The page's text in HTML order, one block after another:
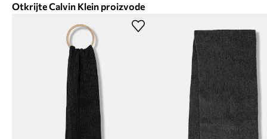
Otkrijte Calvin Klein proizvode